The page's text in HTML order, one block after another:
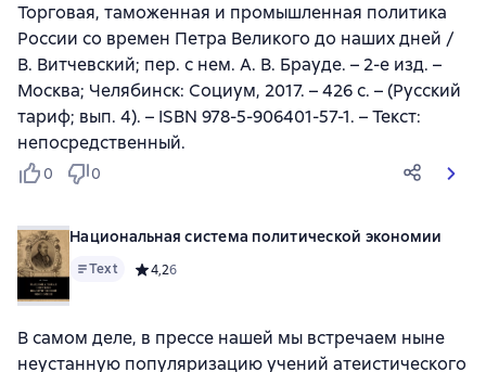
Торговая, таможенная и промышленная политика
России со времен Петра Великого до наших дней /
В. Витчевский; пер. с нем. А. В. Брауде. – 2-е изд. –
Москва; Челябинск: Социум, 2017. – 426 с. – (Русский
тариф; вып. 4). – ISBN 978-5-906401-57-1. – Текст:
непосредственный.
0 0
Национальная система политической экономии
Text Средний рейтинг 4,2 на основе 6 оценок
4,26
В самом деле, в прессе нашей мы встречаем ныне
неустанную популяризацию учений атеистического